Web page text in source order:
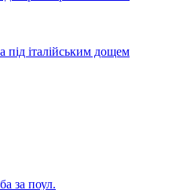
італійським дощем